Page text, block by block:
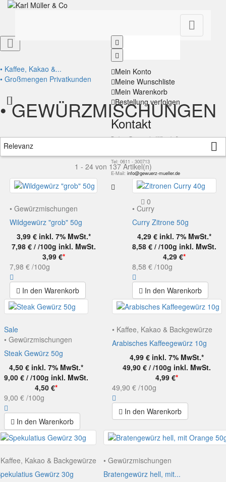

Mein Konto
Meine Wunschliste
Mein Warenkorb
Bestellung verfolgen
Kontakt
Du hast Fragen oder Wünsche?
Tel: 0611 - 300713
E-Mail: info@gewuerz-mueller.de
0

• Kaffee, Kakao &...
• Großmengen Privatkunden
• GEWÜRZMISCHUNGEN
Relevanz 
1 - 24 von 137 Artikel(n)
• Gewürzmischungen
Wildgewürz "grob" 50g
3,99 € inkl. 7% MwSt.*
7,98 € / /100g inkl. MwSt.
3,99 €*
7,98 € /100g
In den Warenkorb
• Curry
Curry Zitrone 50g
4,29 € inkl. 7% MwSt.*
8,58 € / /100g inkl. MwSt.
4,29 €*
8,58 € /100g
In den Warenkorb
Sale
• Gewürzmischungen
Steak Gewürz 50g
4,50 € inkl. 7% MwSt.*
9,00 € / /100g inkl. MwSt.
4,50 €*
9,00 € /100g
In den Warenkorb
• Kaffee, Kakao & Backgewürze
Arabisches Kaffeegewürz 10g
4,99 € inkl. 7% MwSt.*
49,90 € / /100g inkl. MwSt.
4,99 €*
49,90 € /100g
In den Warenkorb
Kaffee, Kakao & Backgewürze
Gewürz 30g
• Gewürzmischungen
Bratengewürz hell, mit...